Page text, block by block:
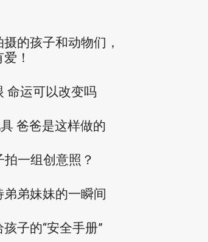
的孩子和动物们，
！
命运可以改变吗
爸爸是这样做的
一组创意照？
弟弟妹妹的一瞬间
子的“安全手册”